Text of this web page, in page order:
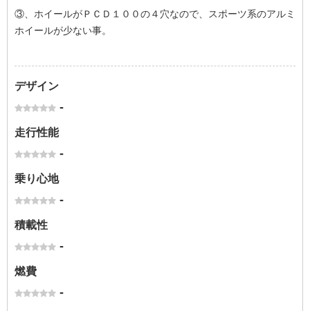
③、ホイールがＰＣＤ１００の４穴なので、スポーツ系のアルミ
ホイールが少ない事。
デザイン
-
走行性能
-
乗り心地
-
積載性
-
燃費
-